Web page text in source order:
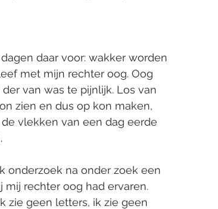
daar voor: wakker worden
met mijn rechter oog. Oog
van was te pijnlijk. Los van
zien en dus op kon maken,
vlekken van een dag eerde
onderzoek na onder zoek een
mij rechter oog had ervaren.
zie geen letters, ik zie geen